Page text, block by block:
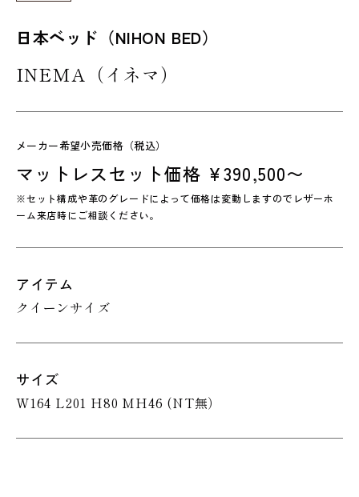
日本ベッド（NIHON BED）
INEMA（イネマ）
メーカー希望小売価格（税込）
マットレスセット価格 ¥390,500〜
※セット構成や革のグレードによって価格は変動しますのでレザーホ
ーム来店時にご相談ください。
アイテム
クイーンサイズ
サイズ
W164 L201 H80 MH46 (NT無）